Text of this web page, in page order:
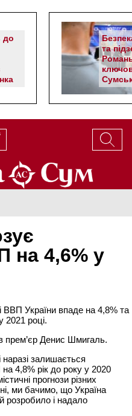
до
та
на 4,6% у
ВВП України впаде на 4,8% та
2021 році.
прем’єр Денис Шмигаль.
залишається
4,8% рік до року у 2020
прогнози різних
ми бачимо, що Україна
розробило і надало